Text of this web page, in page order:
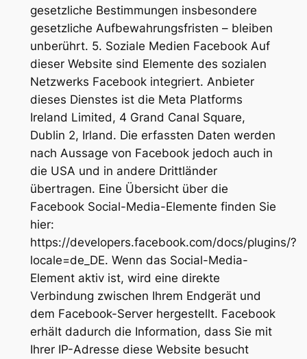
gesetzliche Bestimmungen insbesondere
gesetzliche Aufbewahrungsfristen – bleiben
unberührt. 5. Soziale Medien Facebook Auf
dieser Website sind Elemente des sozialen
Netzwerks Facebook integriert. Anbieter
dieses Dienstes ist die Meta Platforms
Ireland Limited, 4 Grand Canal Square,
Dublin 2, Irland. Die erfassten Daten werden
nach Aussage von Facebook jedoch auch in
die USA und in andere Drittländer
übertragen. Eine Übersicht über die
Facebook Social-Media-Elemente finden Sie
hier:
https://developers.facebook.com/docs/plugins/?
locale=de_DE. Wenn das Social-Media-
Element aktiv ist, wird eine direkte
Verbindung zwischen Ihrem Endgerät und
dem Facebook-Server hergestellt. Facebook
erhält dadurch die Information, dass Sie mit
Ihrer IP-Adresse diese Website besucht